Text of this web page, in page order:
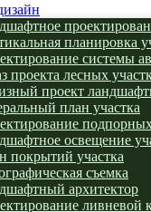
планировка
системы
проекта лесных
проект
план участка
освещение
покрытий участка
съемка
архитектор
ливневой